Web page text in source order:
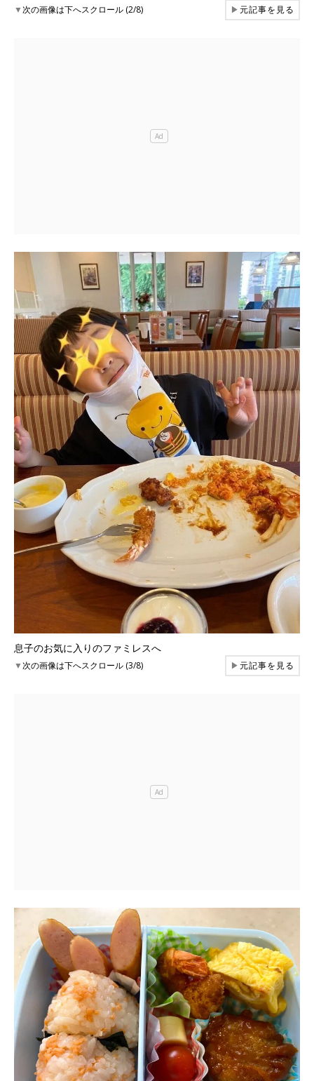
▼次の画像は下へスクロール (2/8) ▶元記事を見る
息子のお気に入りのファミレスへ
▼次の画像は下へスクロール (3/8) ▶元記事を見る